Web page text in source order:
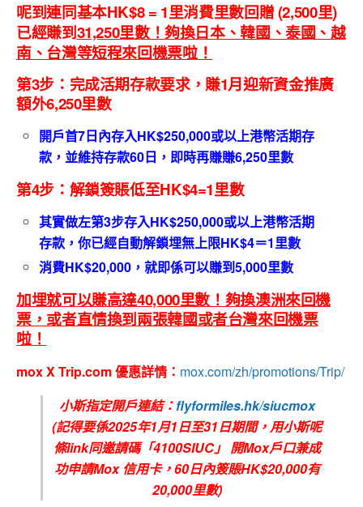
呢到連同基本HK$8 = 1里消費里數回贈 (2,500里)
已經賺到31,250里數！夠換日本、韓國、泰國、越
南、台灣等短程來回機票啦！
第3步：完成活期存款要求，賺1月迎新資金推廣
額外6,250里數
開戶首7日內存入HK$250,000或以上港幣活期存
款，並維持存款60日，即時再賺賺6,250里數
第4步：解鎖簽賬低至HK$4=1里數
其實做左第3步存入HK$250,000或以上港幣活期
存款，你已經自動解鎖埋無上限HK$4＝1里數
消費HK$20,000 ，就即係可以賺到5,000里數
加埋就可以賺高達40,000里數！夠換澳洲來回機
票，或者直情換到兩張韓國或者台灣來回機票
啦！
mox X Trip.com 優惠詳情： mox.com/zh/promotions/Trip/
小斯指定開戶連結：flyformiles.hk/siucmox
(記得要係2025年1月1日至31日期間，用小斯呢
條link同邀請碼「4100SIUC」 開Mox戶口兼成
功申請Mox 信用卡，60日內簽賬HK$20,000有
20,000里數)